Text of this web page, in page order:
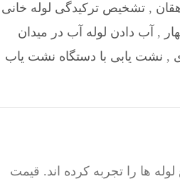
, تشخیص ترکیدگی لوله خانی
, آب دادن لوله آب در میدان
, نشت یابی با دستگاه نشت یاب
ها را تجربه کرده اند. قیمت